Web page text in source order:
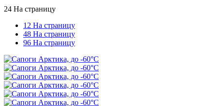
24 На страницу
12 На страницу
48 На страницу
96 На страницу